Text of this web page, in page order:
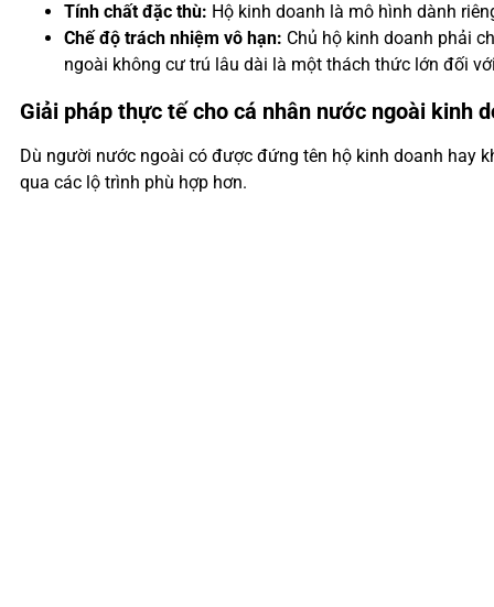
Tính chất đặc thù: Hộ kinh doanh là mô hình dành
Chế độ trách nhiệm vô hạn: Chủ hộ kinh doanh phải
ngoài không cư trú lâu dài là một thách thức lớn đối
Giải pháp thực tế cho cá nhân nước ngoài kinh
Dù người nước ngoài có được đứng tên hộ kinh doanh hay
qua các lộ trình phù hợp hơn.